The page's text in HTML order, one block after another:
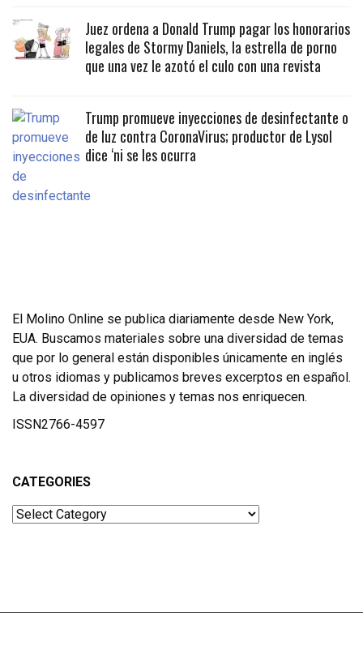
Juez ordena a Donald Trump pagar los honorarios
legales de Stormy Daniels, la estrella de porno
que una vez le azotó el culo con una revista
Trump promueve inyecciones de desinfectante o
de luz contra CoronaVirus; productor de Lysol
dice ‘ni se les ocurra
El Molino Online se publica diariamente desde New York,
EUA. Buscamos materiales sobre una diversidad de temas
que por lo general están disponibles únicamente en inglés
u otros idiomas y publicamos breves excerptos en español.
La diversidad de opiniones y temas nos enriquecen.
ISSN2766-4597
CATEGORIES
Categories